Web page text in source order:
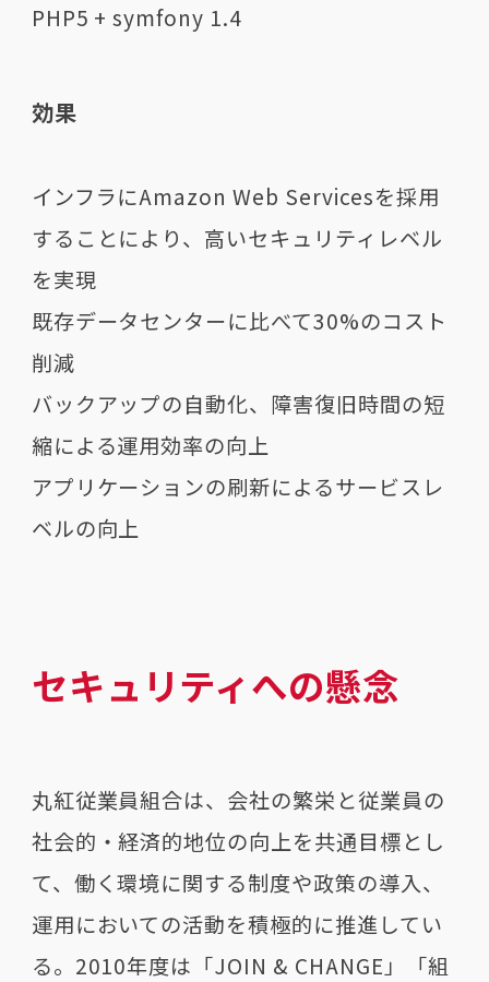
PHP5 + symfony 1.4
効果
インフラにAmazon Web Servicesを採用
することにより、高いセキュリティレベル
を実現
既存データセンターに比べて30%のコスト
削減
バックアップの自動化、障害復旧時間の短
縮による運用効率の向上
アプリケーションの刷新によるサービスレ
ベルの向上
セキュリティへの懸念
丸紅従業員組合は、会社の繁栄と従業員の
社会的・経済的地位の向上を共通目標とし
て、働く環境に関する制度や政策の導入、
運用においての活動を積極的に推進してい
る。2010年度は「JOIN & CHANGE」「組